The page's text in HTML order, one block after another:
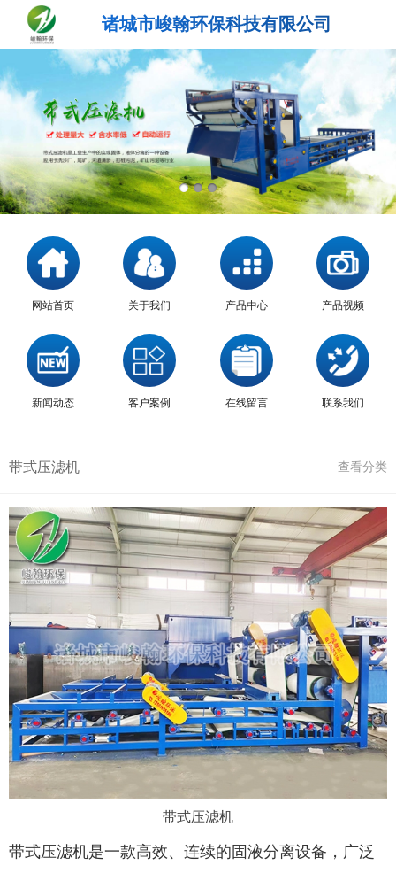
诸城市峻翰环保科技有限公司
网站首页 关于我们 产品中心 产品视频
新闻动态 客户案例 在线留言 联系我们
带式压滤机 查看分类
带式压滤机
带式压滤机是一款高效、连续的固液分离设备，广泛